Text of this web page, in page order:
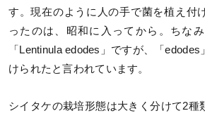
す。現在のように人の手で菌を植え付
ったのは、昭和に入ってから。ちな
「Lentinula edodes」ですが、「
けられたと言われています。
シイタケの栽培形態は大きく分けて2種